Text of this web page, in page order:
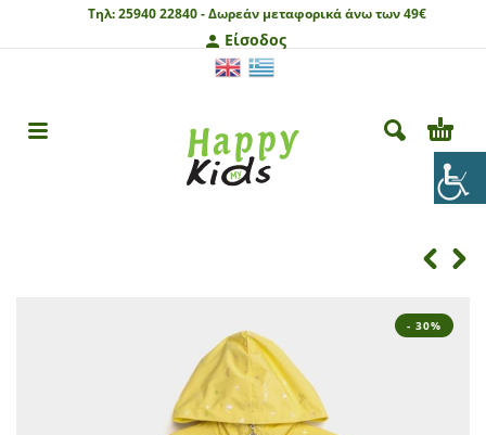
Τηλ:25940 22840 -Δωρεάν μεταφορικά άνω των 49€
Είσοδος
- 30%